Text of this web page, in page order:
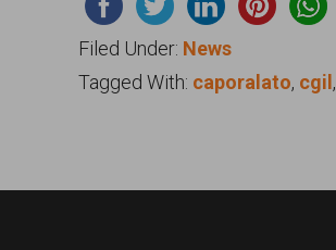
Filed Under: News
Tagged With: caporalato, cgil ,